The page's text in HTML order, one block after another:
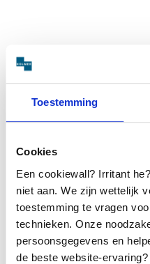
Toestemming
Cookies
Een cookiewall? Irritant
niet aan. We zijn wettelijk
toestemming te vragen
technieken. Onze
persoonsgegevens en
de beste website-
VRAAG EEN OFFERTE
onderstaand formulier
Bedrijfsnaam*
Voornaam*